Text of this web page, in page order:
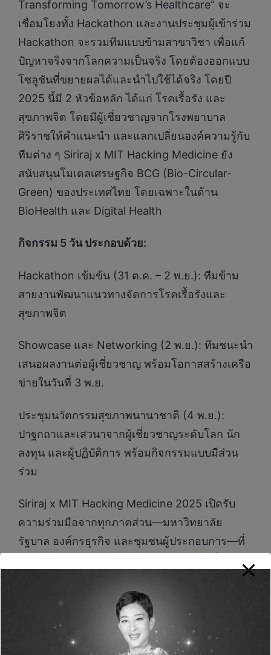
Transforming Tomorrow’s Healthcare” จะ
เชื่อมโยงทั้ง Hackathon และงานประชุมผู้เข้าร่วม
Hackathon จะรวมทีมแบบข้ามสาขาวิชา เพื่อแก้
ปัญหาจริงจากโลกความเป็นจริง โดยต้องออกแบบ
โซลูชันที่ขยายผลได้และนำไปใช้ได้จริง โดยปี
2025 นี้มี 2 หัวข้อหลัก ได้แก่ โรคเรื้อรัง และ
สุขภาพจิต โดยมีผู้เชี่ยวชาญจากโรงพยาบาล
ศิริราชให้คำแนะนำ และแลกเปลี่ยนองค์ความรู้กับ
ทีมต่าง ๆ Siriraj x MIT Hacking Medicine ยัง
สนับสนุนโมเดลเศรษฐกิจ BCG (Bio-Circular-
Green) ของประเทศไทย โดยเฉพาะในด้าน
BioHealth และ Digital Health
กิจกรรม 5 วัน ประกอบด้วย:
Hackathon เข้มข้น (31 ต.ค. – 2 พ.ย.): ทีมข้าม
สายงานพัฒนาแนวทางจัดการโรคเรื้อรังและ
สุขภาพจิต
Showcase และ Networking (2 พ.ย.): ทีมชนะนำ
เสนอผลงานต่อผู้เชี่ยวชาญ พร้อมโอกาสสร้างเครือ
ข่ายในวันที่ 3 พ.ย.
ประชุมนวัตกรรมสุขภาพนานาชาติ (4 พ.ย.):
ปาฐกถาและเสวนาจากผู้เชี่ยวชาญระดับโลก นัก
ลงทุน และผู้ปฏิบัติการ พร้อมกิจกรรมแบบมีส่วน
ร่วม
Siriraj x MIT Hacking Medicine 2025 เปิดรับ
ความร่วมมือจากทุกภาคส่วน—มหาวิทยาลัย
รัฐบาล องค์กรธุรกิจ และชุมชนผู้ประกอบการ—ที่
ร่วม MIT Grand Hack 2026 ที่เมืองบอสตัน พร้อม
รับคำปรึกษาและโอกาสในการรับทุนสนับสนุน
ศ. ดร. นพ.ยงยุทธ ศิริวัฒนอักษร ผู้อำนวยการโรง